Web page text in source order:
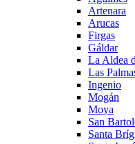
Artenara
Arucas
Firgas
Gáldar
La Aldea
Las
Ingenio
Mogán
Moya
San
Santa